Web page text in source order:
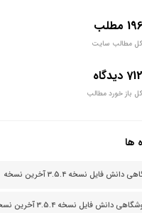
196 مطلب
کل مطالب سایت
712 دیدگاه
کل باز خورد مطالب
ها
فایل نسخه 3.5.4 آخرین نسخه
دانش فایل نسخه 3.5.4 آخرین نسخه